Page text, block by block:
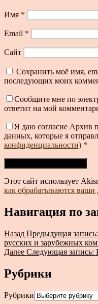
Имя *
Email *
Сайт
Сохранить моё имя,
последующих моих
Сообщите мне по
ответит на мой
Я даю согласие Архив
данных, которые я
конфиденциальности) *
Этот сайт использует
как обрабатываются
Навигация по
Назад Предыдущая запись:
русских и зарубежных
Далее Следующая запись:
Рубрики
Рубрики